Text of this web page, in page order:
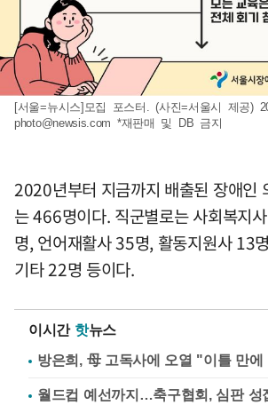
[서울=뉴시스]모집 포스터. (사진=서울시 제공)
photo@newsis.com *재판매 및 DB 금지
2020년부터 지금까지 배출된 장애인
는 466명이다. 직군별로는 사회복지
명, 언어재활사 35명, 활동지원사 13
기타 22명 등이다.
이시간 핫뉴스
방은희, 母 고독사에 오열 "이틀 만에
월드컵 예선까지…축구협회, 심판 성